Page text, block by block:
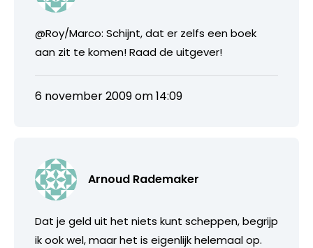
@Roy/Marco: Schijnt, dat er zelfs een boek
aan zit te komen! Raad de uitgever!
6 november 2009 om 14:09
Arnoud Rademaker
Dat je geld uit het niets kunt scheppen, begrijp
ik ook wel, maar het is eigenlijk helemaal op.